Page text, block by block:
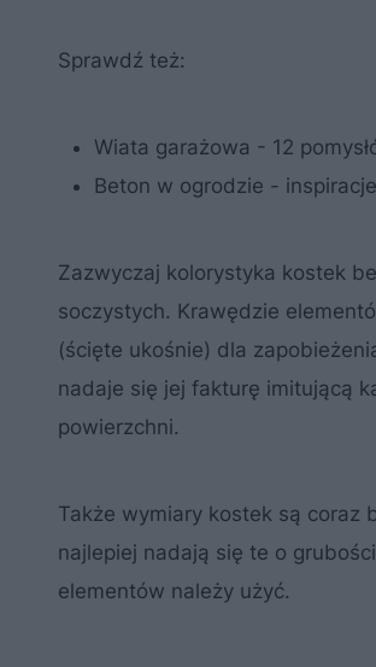
Sprawdź też:
Wiata garażowa - 12
Beton w ogrodzie -
Zazwyczaj kolorystyka kostek
soczystych. Krawędzie
(ścięte ukośnie) dla
nadaje się jej fakturę imitującą
powierzchni.
Także wymiary kostek są coraz
najlepiej nadają się te o
elementów należy użyć.